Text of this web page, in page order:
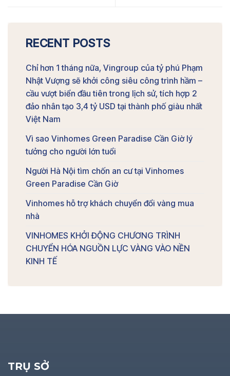
RECENT POSTS
Chỉ hơn 1 tháng nữa, Vingroup của tỷ phú Phạm
Nhật Vượng sẽ khởi công siêu công trình hầm –
cầu vượt biển đầu tiên trong lịch sử, tích hợp 2
đảo nhân tạo 3,4 tỷ USD tại thành phố giàu nhất
Việt Nam
Vì sao Vinhomes Green Paradise Cần Giờ lý
tưởng cho người lớn tuổi
Người Hà Nội tìm chốn an cư tại Vinhomes
Green Paradise Cần Giờ
Vinhomes hỗ trợ khách chuyển đổi vàng mua
nhà
VINHOMES KHỞI ĐỘNG CHƯƠNG TRÌNH
CHUYỂN HÓA NGUỒN LỰC VÀNG VÀO NỀN
KINH TẾ
TRỤ SỞ